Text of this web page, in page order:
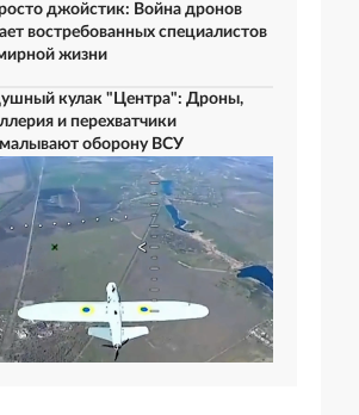
джойстик: Война дронов
востребованных специалистов
жизни
кулак "Центра": Дроны,
и перехватчики
оборону ВСУ